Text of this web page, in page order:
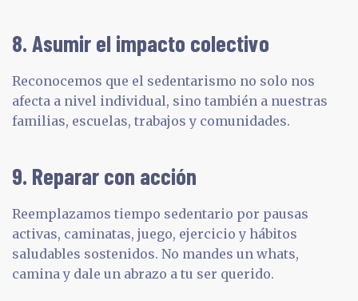
8. Asumir el impacto colectivo
Reconocemos que el sedentarismo no solo nos
afecta a nivel individual, sino también a nuestras
familias, escuelas, trabajos y comunidades.
9. Reparar con acción
Reemplazamos tiempo sedentario por pausas
activas, caminatas, juego, ejercicio y hábitos
saludables sostenidos. No mandes un whats,
camina y dale un abrazo a tu ser querido.